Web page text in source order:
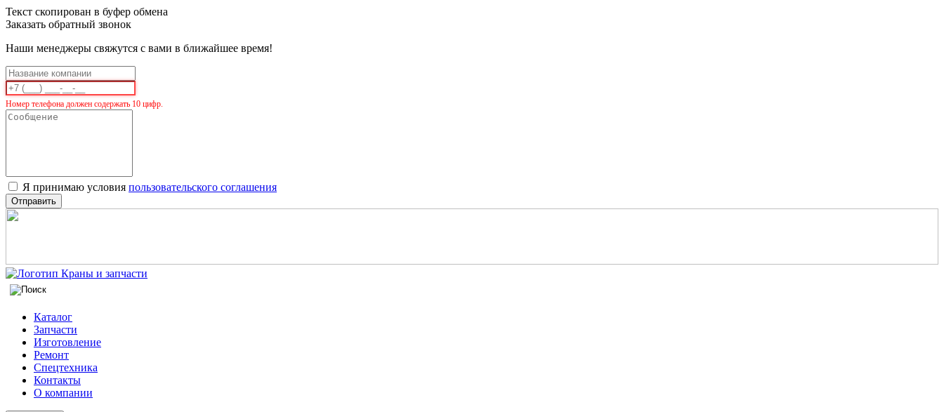
Текст скопирован в буфер обмена
Заказать обратный звонок
Наши менеджеры свяжутся с вами в ближайшее время!
Номер телефона должен содержать 10 цифр.
Я принимаю условия пользовательского соглашения
Отправить
Каталог
Запчасти
Изготовление
Ремонт
Спецтехника
Контакты
О компании